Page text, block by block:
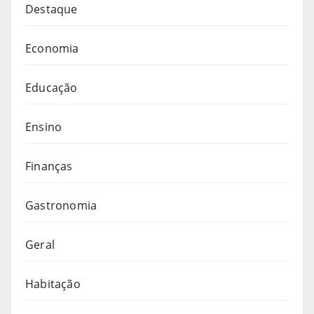
Destaque
Economia
Educação
Ensino
Finanças
Gastronomia
Geral
Habitação